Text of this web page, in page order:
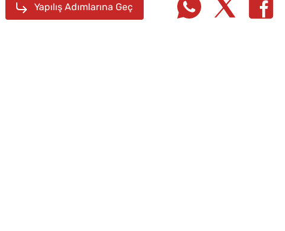
Yapılış Adımlarına Geç